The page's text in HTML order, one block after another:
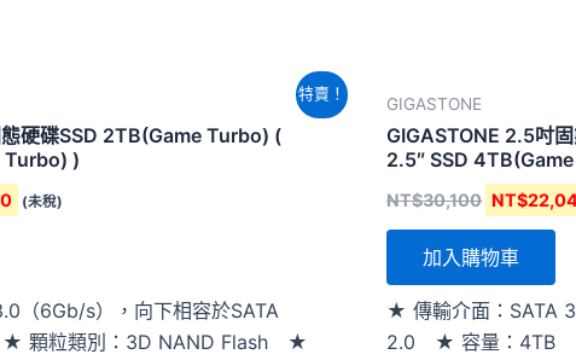
特賣！
硬碟SSD 2TB(Game Turbo) (
Turbo) )
價
格：
NT$12,620。
(未稅)
（6Gb/s），向下相容於SATA
顆粒類別：3D NAND Flash ★
GIGASTONE
GIGASTONE 2.5吋
2.5″ SSD
NT$30,100
價
格：
NT$30,100
NT$
加入購物車
★ 傳輸介面：SATA
2.0 ★ 容量：4TB